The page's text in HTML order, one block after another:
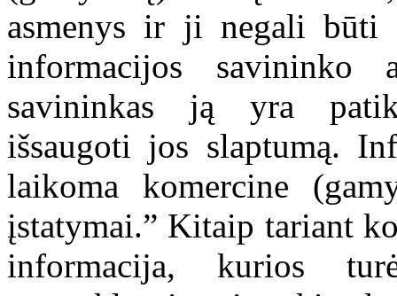
asmenys ir ji negali būti
informacijos
savininkas ją yra
išsaugoti jos slaptumą.
laikoma komercine
įstatymai.” Kitaip tariant
informacija, kurios